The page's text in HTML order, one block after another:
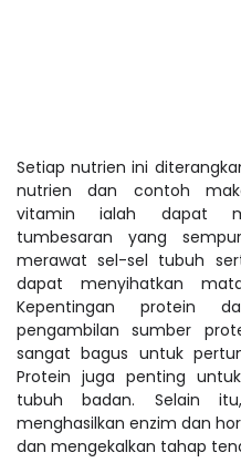
Setiap nutrien ini
nutrien dan contoh
vitamin ialah dapat
tumbesaran yang
merawat sel-sel tubuh
dapat menyihatkan
Kepentingan protein
pengambilan sumber
sangat bagus untuk
Protein juga penting
tubuh badan. Selain
menghasilkan enzim dan
dan mengekalkan tahap